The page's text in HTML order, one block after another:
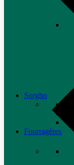
Sorgho
Fourragères